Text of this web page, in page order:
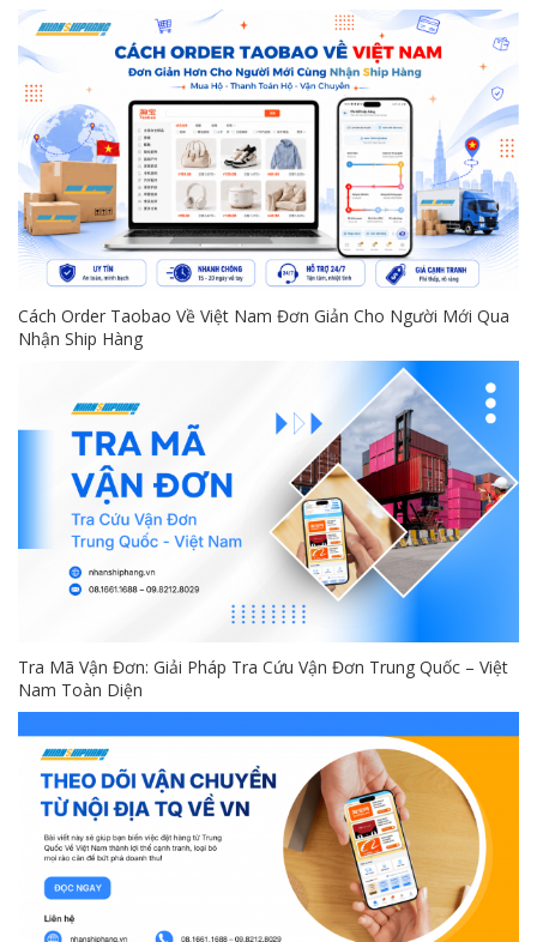
Cách Order Taobao Về Việt Nam Đơn Giản Cho Người Mới Qua
Nhận Ship Hàng
Tra Mã Vận Đơn: Giải Pháp Tra Cứu Vận Đơn Trung Quốc – Việt
Nam Toàn Diện